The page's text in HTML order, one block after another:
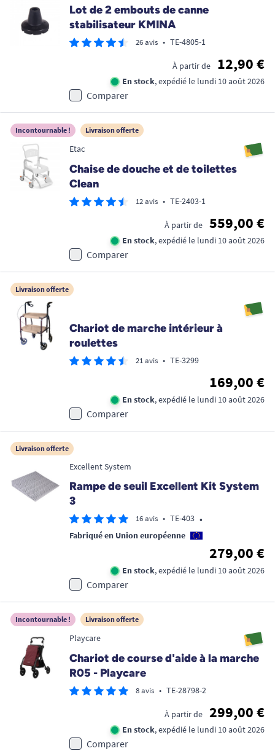
Lot de 2 embouts de canne
stabilisateur KMINA
26 avis • TE-4805-1
À partir de 12,90 €
En stock, expédié le lundi 10 août 2026
Comparer
Incontournable ! Livraison offerte
Etac
Chaise de douche et de toilettes
Clean
12 avis • TE-2403-1
À partir de 559,00 €
En stock, expédié le lundi 10 août 2026
Comparer
Livraison offerte
Chariot de marche intérieur à
roulettes
21 avis • TE-3299
169,00 €
En stock, expédié le lundi 10 août 2026
Comparer
Livraison offerte
Excellent System
Rampe de seuil Excellent Kit System
3
16 avis • TE-403 •
Fabriqué en Union européenne
279,00 €
En stock, expédié le lundi 10 août 2026
Comparer
Incontournable ! Livraison offerte
Playcare
Chariot de course d'aide à la marche
R05 - Playcare
8 avis • TE-28798-2
À partir de 299,00 €
En stock, expédié le lundi 10 août 2026
Comparer